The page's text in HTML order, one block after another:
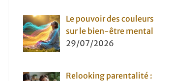
Le pouvoir des couleurs
sur le bien-être mental
29/07/2026
Relooking parentalité :